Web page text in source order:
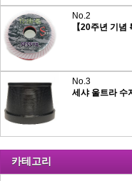
No.2
【20주년 기
No.3
카테고리